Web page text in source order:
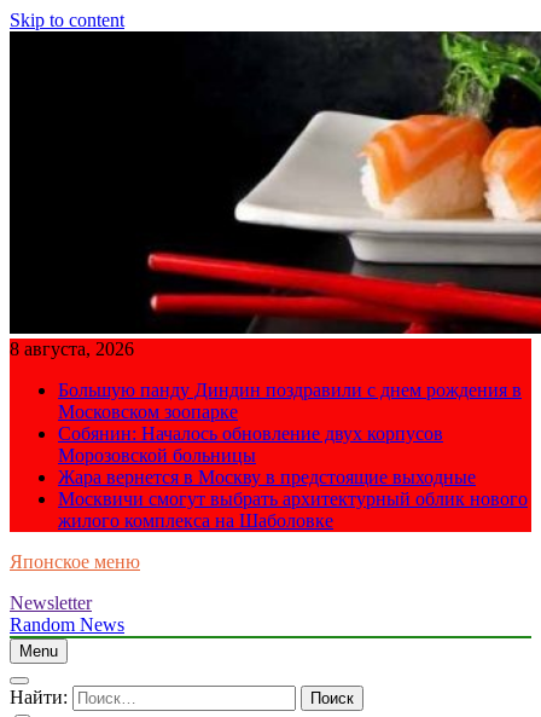
Skip to content
8 августа, 2026
Большую панду Диндин поздравили с днем рождения в
Московском зоопарке
Собянин: Началось обновление двух корпусов
Морозовской больницы
Жара вернется в Москву в предстоящие выходные
Москвичи смогут выбрать архитектурный облик нового
жилого комплекса на Шаболовке
Японское меню
Newsletter
Random News
Menu
Найти: